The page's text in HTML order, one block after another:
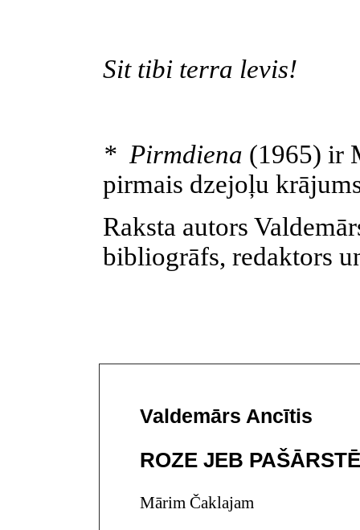
Sit tibi terra levis!
* Pirmdiena (1965) ir
pirmais dzejoļu
Raksta autors
bibliogrāfs, redaktors
Valdemārs Ancītis
ROZE JEB
Mārim Čaklajam